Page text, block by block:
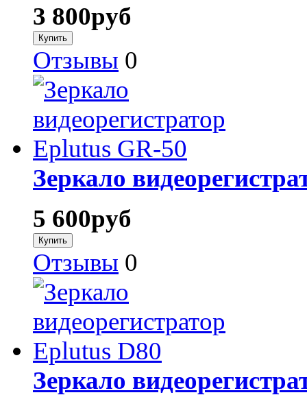
3 800руб
Отзывы 0
Зеркало
5 600руб
Отзывы 0
Зеркало